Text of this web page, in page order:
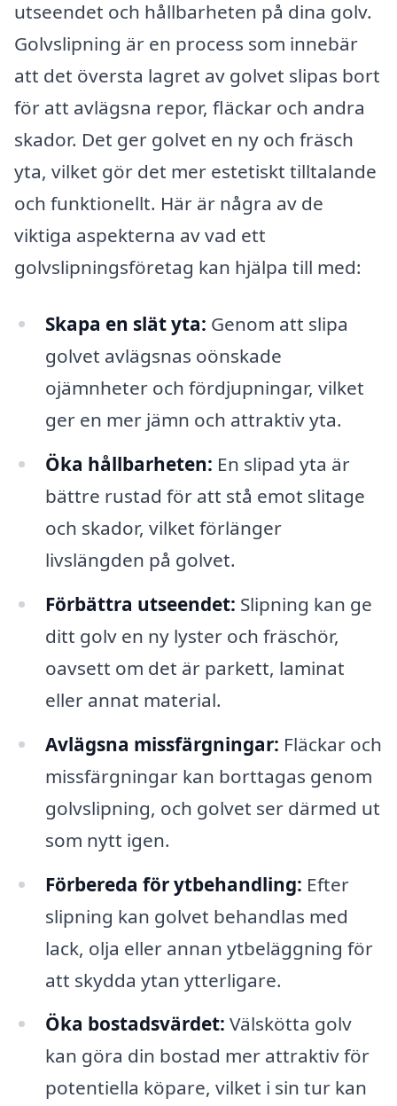
utseendet och hållbarheten på dina golv.
Golvslipning är en process som innebär
att det översta lagret av golvet slipas bort
för att avlägsna repor, fläckar och andra
skador. Det ger golvet en ny och fräsch
yta, vilket gör det mer estetiskt tilltalande
och funktionellt. Här är några av de
viktiga aspekterna av vad ett
golvslipningsföretag kan hjälpa till med:
Skapa en slät yta: Genom att slipa
golvet avlägsnas oönskade
ojämnheter och fördjupningar, vilket
ger en mer jämn och attraktiv yta.
Öka hållbarheten: En slipad yta är
bättre rustad för att stå emot slitage
och skador, vilket förlänger
livslängden på golvet.
Förbättra utseendet: Slipning kan ge
ditt golv en ny lyster och fräschör,
oavsett om det är parkett, laminat
eller annat material.
Avlägsna missfärgningar: Fläckar och
missfärgningar kan borttagas genom
golvslipning, och golvet ser därmed ut
som nytt igen.
Förbereda för ytbehandling: Efter
slipning kan golvet behandlas med
lack, olja eller annan ytbeläggning för
att skydda ytan ytterligare.
Öka bostadsvärdet: Välskötta golv
kan göra din bostad mer attraktiv för
potentiella köpare, vilket i sin tur kan